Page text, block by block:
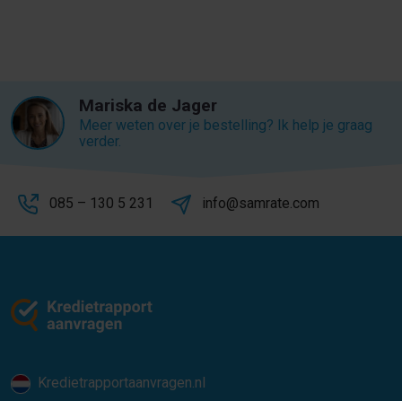
Mariska de Jager
Meer weten over je bestelling? Ik help je graag
verder.
085 – 130 5 231 info@samrate.com
Kredietrapportaanvragen.nl